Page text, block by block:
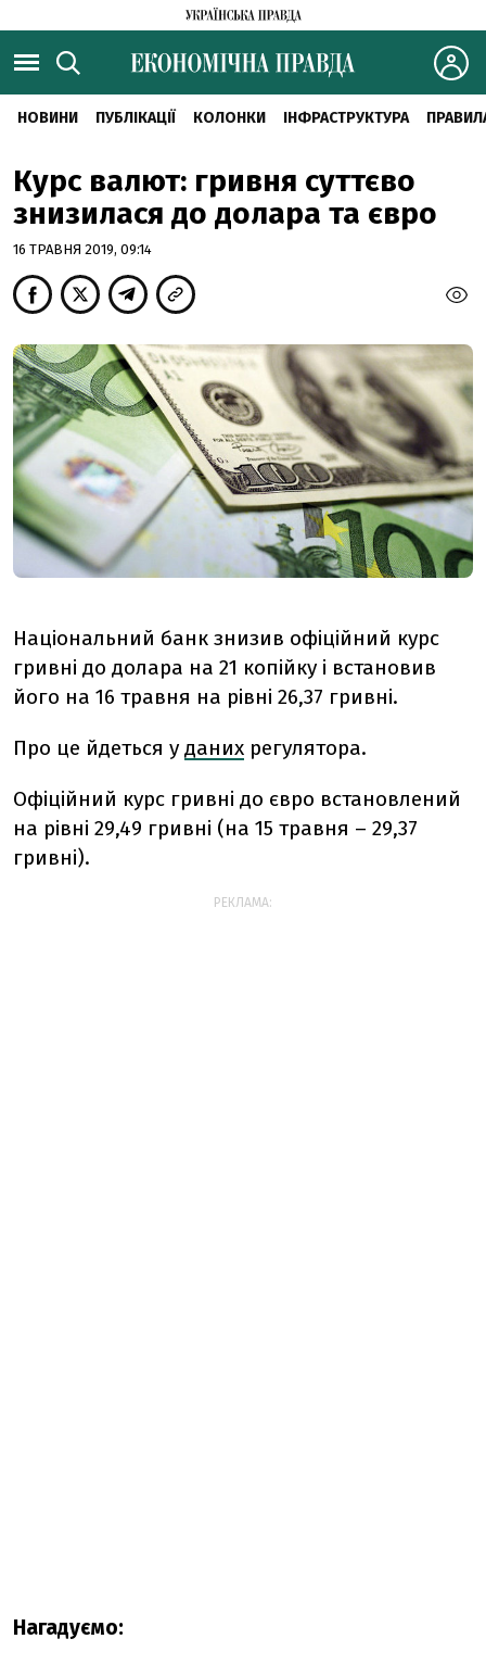
НОВИНИ ПУБЛІКАЦІЇ КОЛОНКИ ІНФРАСТРУКТУРА
Курс валют: гривня суттєво
знизилася до долара та євро
16 ТРАВНЯ 2019, 09:14
Національний банк знизив офіційний курс
гривні до долара на 21 копійку і встановив
його на 16 травня на рівні 26,37 гривні.
Про це йдеться у даних регулятора.
Офіційний курс гривні до євро встановлений
на рівні 29,49 гривні (на 15 травня – 29,37
гривні).
РЕКЛАМА:
Нагадуємо: